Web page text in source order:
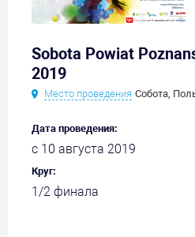
Sobota Powiat
2019
Место проведения Собота,
Дата проведения:
с 10 августа 2019
Круг:
1/2 финала